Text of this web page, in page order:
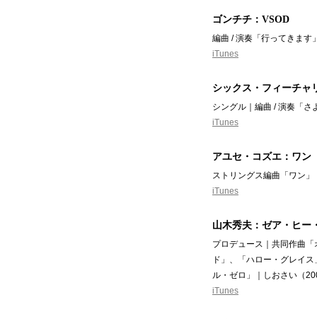
ゴンチチ：VSOD
編曲 / 演奏「行ってきます
iTunes
シックス・フィーチャ
シングル｜編曲 / 演奏「
iTunes
アユセ・コズエ：ワン
ストリングス編曲「ワン
iTunes
山木秀夫：ゼア・ヒー
プロデュース｜共同作曲
ド」、「ハロー・グレイ
ル・ゼロ」｜しおさい（
iTunes